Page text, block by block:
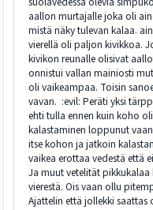
aallon murtajalle joka oli
mistä näky tulevan kalaa.
vierellä oli paljon kivikkoa.
kivikon reunalle olisivat
onnistui vallan mainiosti
oli vaikeampaa. Toisin
vavan. :evil: Peräti yksi
ehti tulla ennen kuin koho
kalastaminen loppunut
itse kohon ja jatkoin
vaikea erottaa vedestä että
Ja muut vetelität
vierestä. Ois vaan ollu
Ajattelin että jollekki